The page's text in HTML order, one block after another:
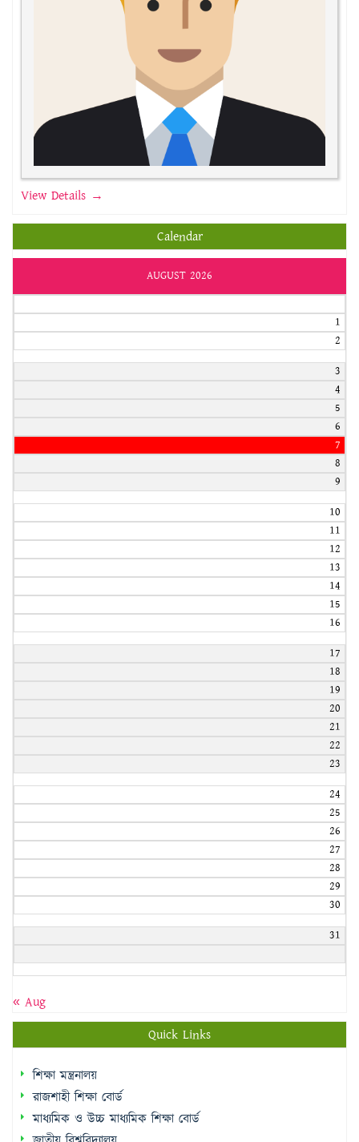
View Details →
Calendar
AUGUST 2026
1
2
3
4
5
6
7
8
9
10
11
12
13
14
15
16
17
18
19
20
21
22
23
24
25
26
27
28
29
30
31
« Aug
Quick Links
শিক্ষা মন্ত্রনালয়
রাজশাহী শিক্ষা বোর্ড
মাধ্যমিক ও উচ্চ মাধ্যমিক শিক্ষা বোর্ড